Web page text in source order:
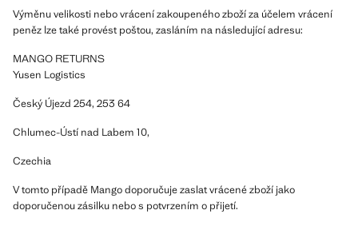
Výměnu velikosti nebo vrácení zakoupeného zboží za účelem vrácení
peněz lze také provést poštou, zasláním na následující adresu:
MANGO RETURNS
Yusen Logistics
Český Újezd 254, 253 64
Chlumec-Ústí nad Labem 10,
Czechia
V tomto případě Mango doporučuje zaslat vrácené zboží jako
doporučenou zásilku nebo s potvrzením o přijetí.